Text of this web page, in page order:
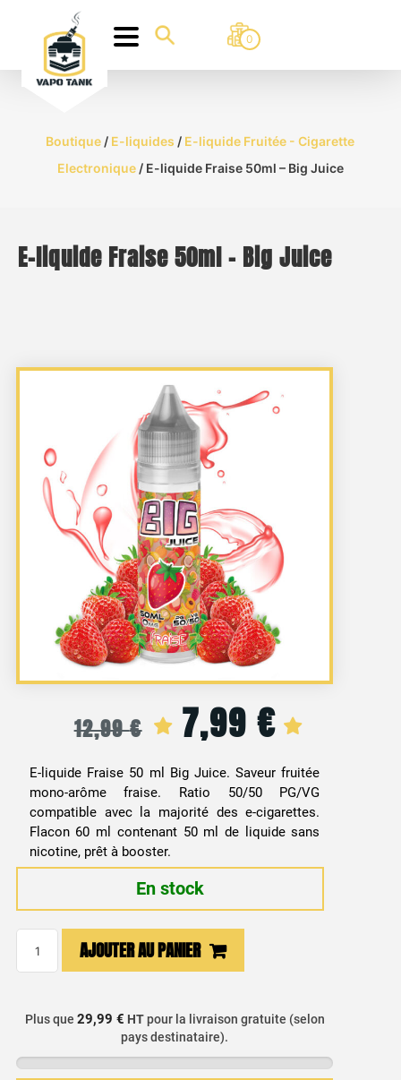
0
Boutique / E-liquides / E-liquide Fruitée - Cigarette
Electronique/ E-liquide Fraise 50ml – Big Juice
E-liquide Fraise 50ml – Big Juice
12,99€
Le
initial
était :
12,99 €.
7,99 €Le
actuel
est :
7,99 €.
E-liquide Fraise 50 ml Big Juice. Saveur fruitée
mono-arôme fraise. Ratio 50/50 PG/VG
compatible avec la majorité des e-cigarettes.
Flacon 60 ml contenant 50 ml de liquide sans
nicotine, prêt à booster.
En stock
AJOUTER AU PANIER
Plus que 29,99 € HTpour la livraison gratuite (selon
pays destinataire).